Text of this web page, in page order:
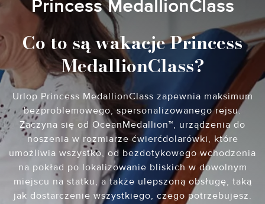
Princess MedallionClass
Co to są wakacje Princess
MedallionClass?
Urlop Princess MedallionClass zapewnia maksimum
bezproblemowego, spersonalizowanego rejsu.
Zaczyna się od OceanMedallion™, urządzenia do
noszenia w rozmiarze ćwierćdolarówki, które
umożliwia wszystko, od bezdotykowego wchodzenia
na pokład po lokalizowanie bliskich w dowolnym
miejscu na statku, a także ulepszoną obsługę, taką
jak dostarczenie wszystkiego, czego potrzebujesz.